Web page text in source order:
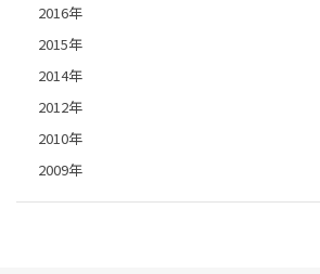
2016年
2015年
2014年
2012年
2010年
2009年